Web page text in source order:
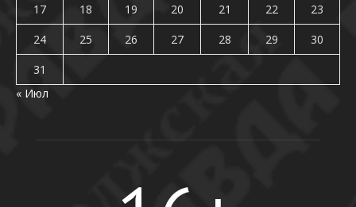
17
18 19 20 21 22
23
24
25 26 27 28 29
30
31
« Июл